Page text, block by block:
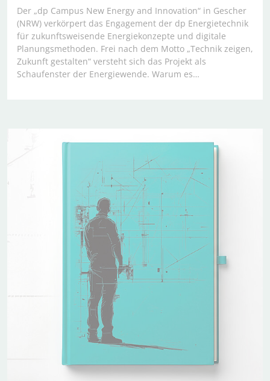
Der „dp Campus New Energy and Innovation“ in Gescher
(NRW) verkörpert das Engagement der dp Energietechnik
für zukunftsweisende Energiekonzepte und digitale
Planungsmethoden. Frei nach dem Motto „Technik zeigen,
Zukunft gestalten“ versteht sich das Projekt als
Schaufenster der Energiewende. Warum es…